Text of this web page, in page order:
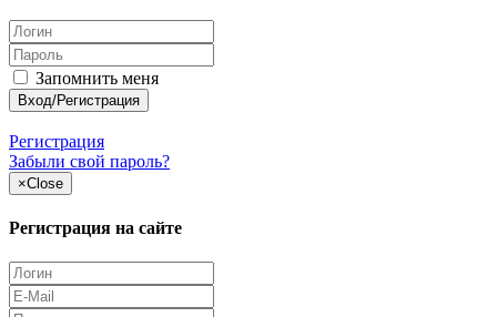
Запомнить меня
Регистрация
Забыли свой пароль?
×Close
Регистрация на сайте